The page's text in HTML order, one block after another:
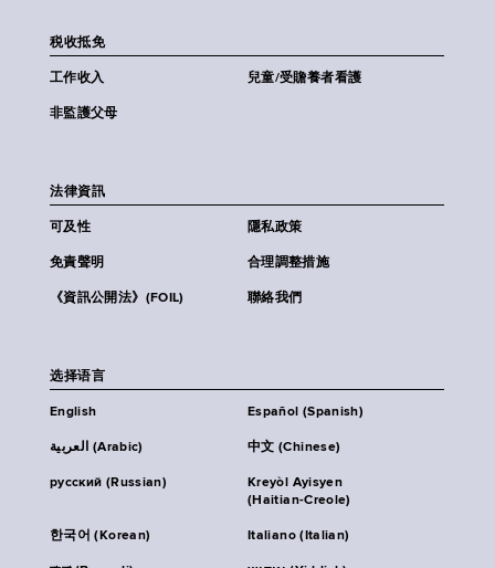
税收抵免
工作收入 兒童/受贍養者看護
非監護父母
法律資訊
可及性 隱私政策
免責聲明 合理調整措施
《資訊公開法》(FOIL) 聯絡我們
选择语言
English Español (Spanish)
العربية (Arabic) 中文 (Chinese)
русский (Russian)
Kreyòl Ayisyen
(Haitian-Creole)
한국어 (Korean) Italiano (Italian)